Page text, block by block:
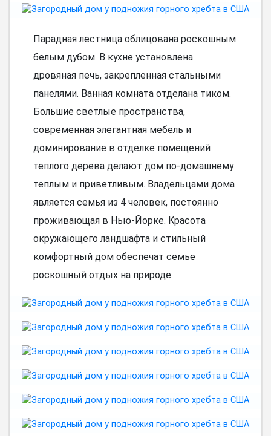
Парадная лестница облицована роскошным
белым дубом. В кухне установлена
дровяная печь, закрепленная стальными
панелями. Ванная комната отделана тиком.
Большие светлые пространства,
современная элегантная мебель и
доминирование в отделке помещений
теплого дерева делают дом по-домашнему
теплым и приветливым. Владельцами дома
является семья из 4 человек, постоянно
проживающая в Нью-Йорке. Красота
окружающего ландшафта и стильный
комфортный дом обеспечат семье
роскошный отдых на природе.